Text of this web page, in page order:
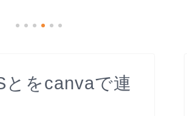
とをcanvaで連